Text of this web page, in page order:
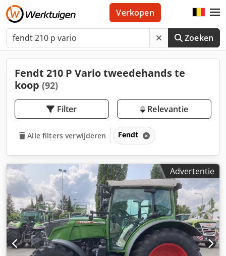
Zoeken
Verkopen
Fendt 210 P Vario tweedehands te
koop (92)
Filter Relevantie
Alle filters verwijderen Fendt
Advertentie